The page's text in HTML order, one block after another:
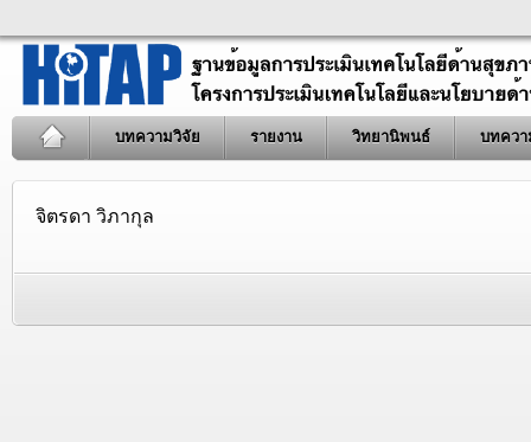
บทความวิจัย รายงาน วิทยานิพนธ์ บทควา
จิตรดา วิภากุล